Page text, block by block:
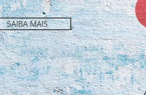
SAIBA MAIS